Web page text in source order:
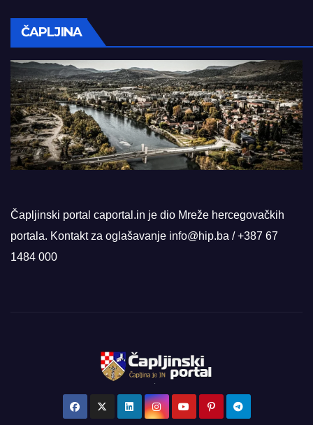
ČAPLJINA
Čapljinski portal caportal.in je dio Mreže hercegovačkih
portala. Kontakt za oglašavanje info@hip.ba / +387 67
1484 000